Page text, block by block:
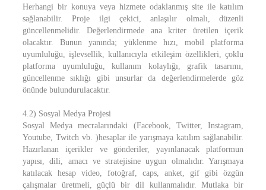
Herhangi bir konuya veya hizmete odaklanmış site ile katılım
sağlanabilir. Proje ilgi çekici, anlaşılır olmalı, düzenli
güncellenmelidir. Değerlendirmede ana kriter üretilen içerik
olacaktır. Bunun yanında; yüklenme hızı, mobil platforma
uyumluluğu, işlevsellik, kullanıcıyla etkileşim özellikleri, çoklu
platforma uyumluluğu, kullanım kolaylığı, grafik tasarımı,
güncellenme sıklığı gibi unsurlar da değerlendirmelerde göz
önünde bulundurulacaktır.
4.2) Sosyal Medya Projesi
Sosyal Medya mecralarındaki (Facebook, Twitter, Instagram,
Youtube, Twitch vb. )hesaplar ile yarışmaya katılım sağlanabilir.
Hazırlanan içerikler ve gönderiler, yayınlanacak platformun
yapısı, dili, amacı ve stratejisine uygun olmalıdır. Yarışmaya
katılacak hesap video, fotoğraf, caps, anket, gif gibi özgün
çalışmalar üretmeli, güçlü bir dil kullanmalıdır. Mutlaka bir